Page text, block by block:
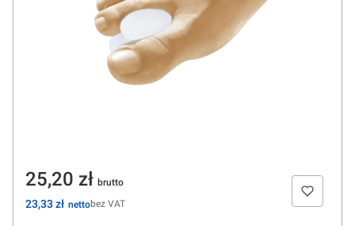
Cena
25,20 zł
Cena
23,33 zł bez VAT